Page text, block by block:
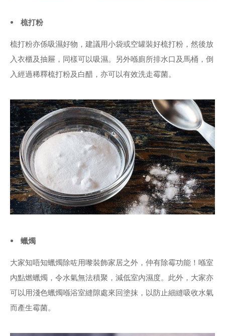
梳打粉
梳打粉亦係吸濕好物，建議用小袋或空罐裝好梳打粉，然後放
入衣櫃及抽屜，同樣可以吸濕。另外喺廁所排水口及馬桶，倒
入經過稀釋梳打粉及白醋，亦可以有效洗走霉菌。
蠟燭
大家知唔知蠟燭除咗用嚟裝飾家居之外，仲有除霉功能！喺室
內點燃蠟燭，令水氣無法積聚，減低室內濕度。此外，大家亦
可以用淺色蠟燭喺浴室縫隙處來回塗抹，以防止細縫吸收水氣
而產生霉菌。